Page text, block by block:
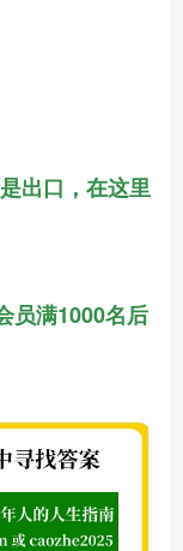
出口，在这里
员满1000名后